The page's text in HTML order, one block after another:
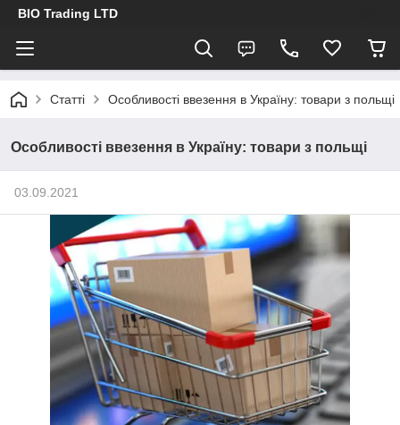
BIO Trading LTD
Статті Особливості ввезення в Україну: товари з польщі
Особливості ввезення в Україну: товари з польщі
03.09.2021